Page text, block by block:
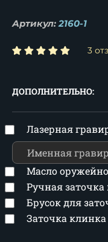
Артикул: 2160-1
3
ДОПОЛНИТЕЛЬНО:
Лазерная
Масло
Ручная
Брусок для
Заточка клинка